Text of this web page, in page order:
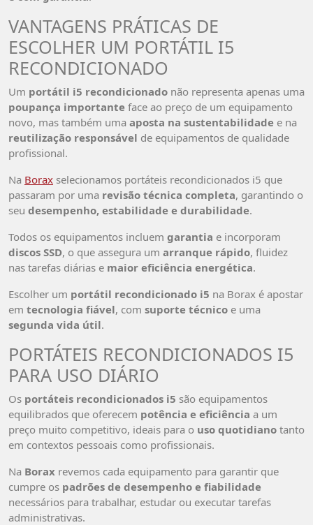
VANTAGENS PRÁTICAS DE
ESCOLHER UM PORTÁTIL I5
RECONDICIONADO
Um portátil i5 recondicionado não representa apenas uma
poupança importante face ao preço de um equipamento
novo, mas também uma aposta na sustentabilidade e na
reutilização responsável de equipamentos de qualidade
profissional.
Na Borax selecionamos portáteis recondicionados i5 que
passaram por uma revisão técnica completa, garantindo o
seu desempenho, estabilidade e durabilidade.
Todos os equipamentos incluem garantia e incorporam
discos SSD, o que assegura um arranque rápido, fluidez
nas tarefas diárias e maior eficiência energética.
Escolher um portátil recondicionado i5 na Borax é apostar
em tecnologia fiável, com suporte técnico e uma
segunda vida útil.
PORTÁTEIS RECONDICIONADOS I5
PARA USO DIÁRIO
Os portáteis recondicionados i5 são equipamentos
equilibrados que oferecem potência e eficiência a um
preço muito competitivo, ideais para o uso quotidiano tanto
em contextos pessoais como profissionais.
Na Borax revemos cada equipamento para garantir que
cumpre os padrões de desempenho e fiabilidade
necessários para trabalhar, estudar ou executar tarefas
administrativas.